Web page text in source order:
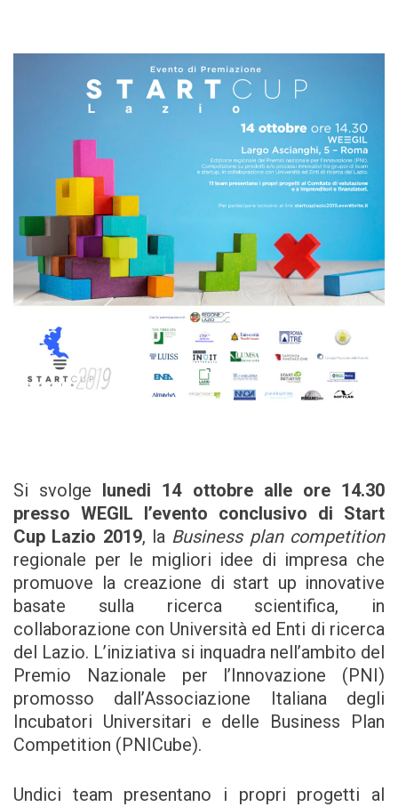
Si svolge lunedi 14 ottobre alle ore 14.30
presso WEGIL l’evento conclusivo di Start
Cup Lazio 2019, la Business plan competition
regionale per le migliori idee di impresa che
promuove la creazione di start up innovative
basate sulla ricerca scientifica, in
collaborazione con Università ed Enti di ricerca
del Lazio. L’iniziativa si inquadra nell’ambito del
Premio Nazionale per l’Innovazione (PNI)
promosso dall’Associazione Italiana degli
Incubatori Universitari e delle Business Plan
Competition (PNICube).
Undici team presentano i propri progetti al